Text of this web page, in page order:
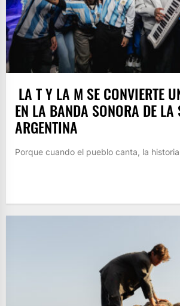
LA T Y LA M SE CONVIERTE
EN LA BANDA SONORA DE LA
ARGENTINA
Porque cuando el pueblo canta, la